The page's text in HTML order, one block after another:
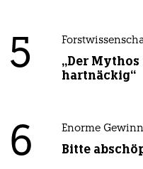
5
„Der
hartnäckig“
6 Enorme
Bitte